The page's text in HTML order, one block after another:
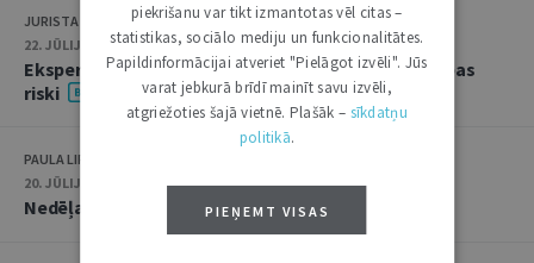
JURISTA VĀRDS
22. JŪLIJS 2026 • 14:00
Ekspertu saruna jūlijā: krimināltiesības un būvniecības
riski
PAULA LIPE
20. JŪLIJS 2026 • 16:05
Nedēļas notikumu apskats: 13.–17. jūlijs
piekrišanu var tikt izmantotas vēl citas –
statistikas, sociālo mediju un funkcionalitātes.
Papildinformācijai atveriet "Pielāgot izvēli". Jūs
varat jebkurā brīdī mainīt savu izvēli,
atgriežoties šajā vietnē. Plašāk – sīkdatņu
politikā.
PIEŅEMT VISAS